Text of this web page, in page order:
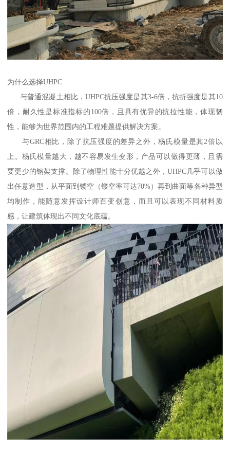
为什么选择UHPC
与普通混凝土相比，UHPC抗压强度是其3-6倍，抗折强度是其10
倍，耐久性是标准指标的100倍，且具有优异的抗拉性能，体现韧
性，能够为世界范围内的工程难题提供解决方案。
与GRC相比，除了抗压强度的差异之外，杨氏模量是其2倍以
上。杨氏模量越大，越不容易发生变形，产品可以做得更薄，且需
要更少的钢架支撑。除了物理性能十分优越之外，UHPC几乎可以做
出任意造型，从平面到镂空（镂空率可达70%）再到曲面等各种异型
均制作，能随意发挥设计师百变创意，而且可以表现不同材料质
感，让建筑体现出不同文化底蕴。